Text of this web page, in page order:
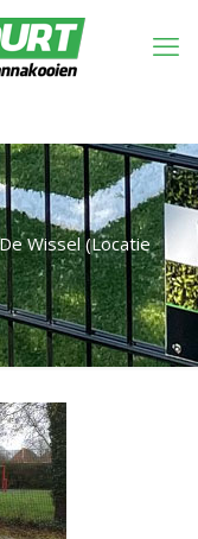
Wissel (Locatie